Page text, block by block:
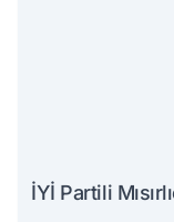
İYİ Partili